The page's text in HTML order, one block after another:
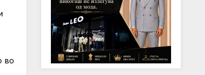
во